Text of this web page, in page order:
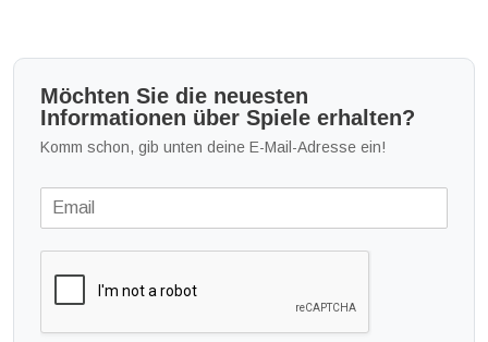
Möchten Sie die neuesten
Informationen über Spiele erhalten?
Komm schon, gib unten deine E-Mail-Adresse ein!